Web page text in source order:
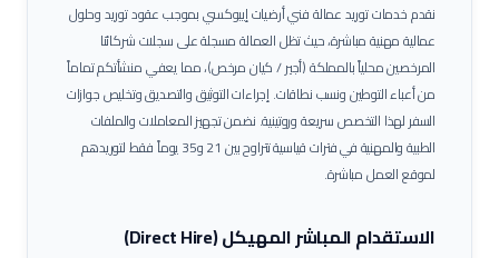
نقدم خدمات توريد عمالةفني أرضيات إيبوكسيبموجب عقود توريد وحلول
عمالية مهنية مباشرة، حيث تظل العمالة مسجلة على سجلات شركائنا
المرخصين محلياً بالمملكة (أجير / كيان مرخص)، مما يعفي منشأتكم تماماً
من أعباء التوطين ونسب نطاقات.إجراءات التوثيق والتصديق وتخليص جوازات
السفر لهذا التخصص سريعة وروتينية. نضمن تجهيز المعاملات والملفات
الطبية والمهنية في فترات قياسية تتراوح بين 21 و35 يوماً فقط لتوريدهم
لموقع العمل مباشرة.
الاستقدام المباشر المهيكل (Direct Hire)